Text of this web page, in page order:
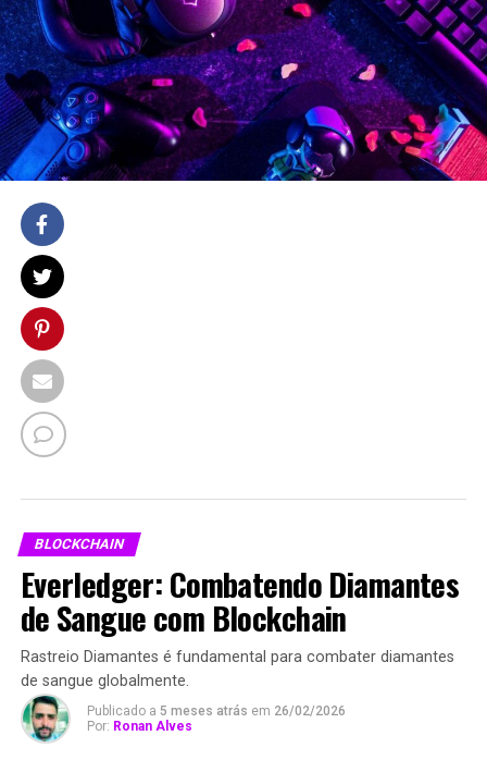
BLOCKCHAIN
Everledger: Combatendo Diamantes
de Sangue com Blockchain
Rastreio Diamantes é fundamental para combater diamantes
de sangue globalmente.
Publicado a 5 meses atrás em 26/02/2026
Por: Ronan Alves